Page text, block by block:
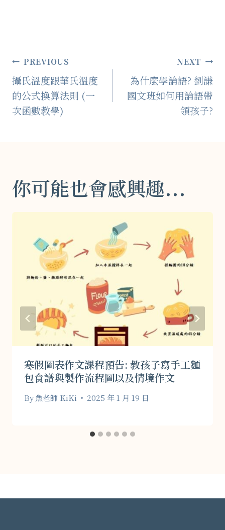
文
章
導
PREVIOUS
攝氏溫度跟華氏溫度
的公式換算法則 (一
次函數教學)
NEXT
為什麼學論語? 劉謙
國文班如何用論語帶
領孩子?
你可能也會感興趣...
寒假圖表作文課程預告: 教孩子寫手工麵
包食譜與製作流程圖以及情境作文
By魚老師 KiKi 2025 年 1 月 19 日